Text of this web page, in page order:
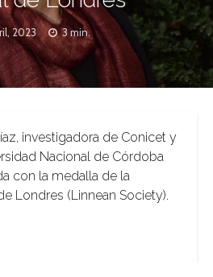
2023 3 min.
investigadora de Conicet y
Nacional de Córdoba
con la medalla de la
Londres (Linnean Society).